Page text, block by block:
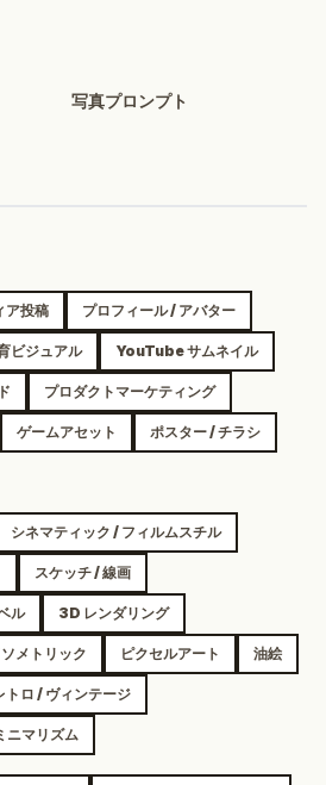
写真プロンプト
ア投稿 プロフィール / アバター
ビジュアル YouTube サムネイル
プロダクトマーケティング
ゲームアセット ポスター / チラシ
シネマティック / フィルムスチル
スケッチ / 線画
ル 3D レンダリング
メトリック ピクセルアート 油絵
トロ / ヴィンテージ
ニマリズム